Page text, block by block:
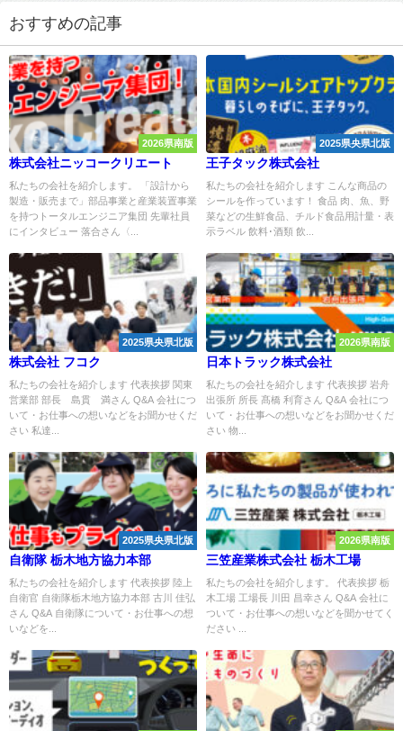
おすすめの記事
2026県南版
株式会社ニッコークリエート
私たちの会社を紹介します。 「設計から
製造・販売まで」部品事業と産業装置事業
を持つトータルエンジニア集団 先輩社員
にインタビュー 落合さん〈...
2025県央県北版
王子タック株式会社
私たちの会社を紹介します こんな商品の
シールを作っています！ 食品 肉、魚、野
菜などの生鮮食品、チルド食品用計量・表
示ラベル 飲料･酒類 飲...
2025県央県北版
株式会社 フコク
私たちの会社を紹介します 代表挨拶 関東
営業部 部長 島貫 満さん Q&A 会社につ
いて・お仕事への想いなどをお聞かせくだ
さい 私達...
2026県南版
日本トラック株式会社
私たちの会社を紹介します 代表挨拶 岩舟
出張所 所長 髙橋 利育さん Q&A 会社につ
いて・お仕事への想いなどをお聞かせくだ
さい 物...
2025県央県北版
自衛隊 栃木地方協力本部
私たちの会社を紹介します 代表挨拶 陸上
自衛官 自衛隊栃木地方協力本部 古川 佳弘
さん Q&A 自衛隊について・お仕事への想
いなどを...
2026県南版
三笠産業株式会社 栃木工場
私たちの会社を紹介します。 代表挨拶 栃
木工場 工場長 川田 昌幸さん Q&A 会社に
ついて・お仕事への想いなどを聞かせてく
ださい ...